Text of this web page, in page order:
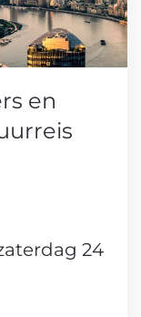
en
24